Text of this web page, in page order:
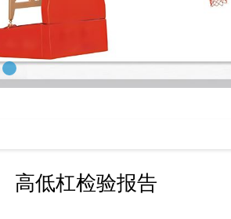
高低杠检验报告